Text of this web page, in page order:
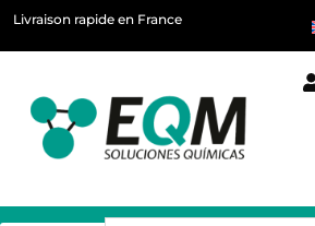
Livraison rapide en France